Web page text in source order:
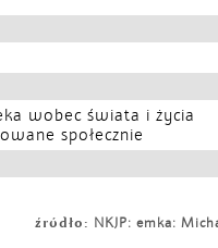
wobec świata i życia
społecznie
źródło: NKJP: emka: